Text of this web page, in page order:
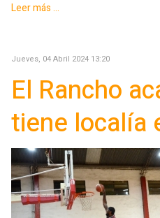
Leer más ...
Jueves, 04 Abril 2024 13:20
El Rancho
tiene localía